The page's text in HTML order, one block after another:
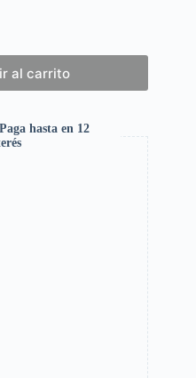
al carrito
hasta en 12